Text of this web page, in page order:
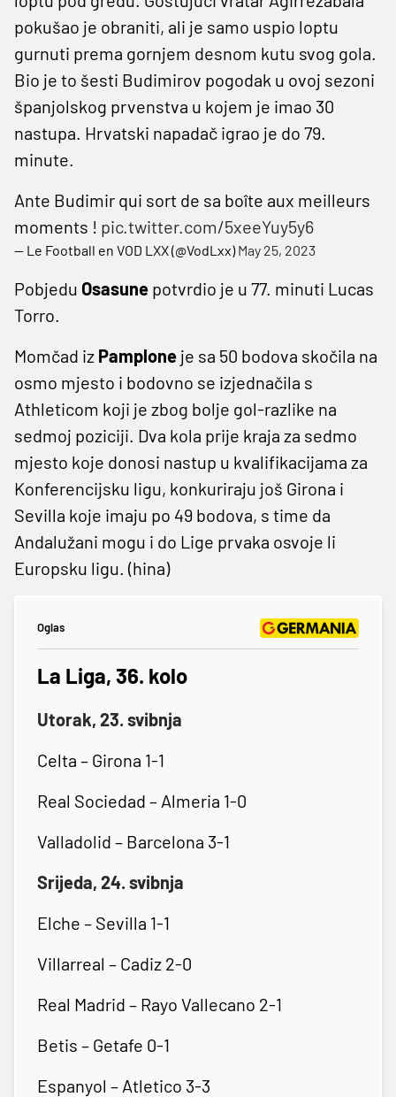
pokušao je obraniti, ali je samo uspio loptu
gurnuti prema gornjem desnom kutu svog gola.
Bio je to šesti Budimirov pogodak u ovoj sezoni
španjolskog prvenstva u kojem je imao 30
nastupa. Hrvatski napadač igrao je do 79.
minute.
Ante Budimir qui sort de sa boîte aux meilleurs
moments ! pic.twitter.com/5xeeYuy5y6
— Le Football en VOD LXX (@VodLxx)May 25, 2023
Pobjedu Osasune potvrdio je u 77. minuti Lucas
Torro.
Momčad iz Pamplone je sa 50 bodova skočila na
osmo mjesto i bodovno se izjednačila s
Athleticom koji je zbog bolje gol-razlike na
sedmoj poziciji. Dva kola prije kraja za sedmo
mjesto koje donosi nastup u kvalifikacijama za
Konferencijsku ligu, konkuriraju još Girona i
Sevilla koje imaju po 49 bodova, s time da
Andalužani mogu i do Lige prvaka osvoje li
Europsku ligu. (hina)
Oglas
La Liga, 36. kolo
Utorak, 23. svibnja
Celta – Girona 1-1
Real Sociedad – Almeria 1-0
Valladolid – Barcelona 3-1
Srijeda, 24. svibnja
Elche – Sevilla 1-1
Villarreal – Cadiz 2-0
Real Madrid – Rayo Vallecano 2-1
Betis – Getafe 0-1
Espanyol – Atletico 3-3